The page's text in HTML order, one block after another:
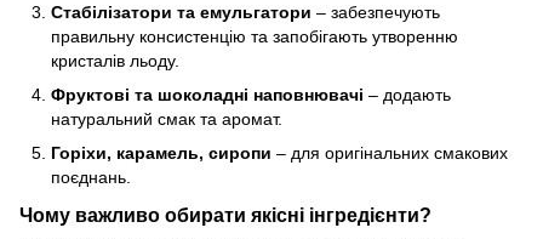
Стабілізатори та емульгатори – забезпечують
правильну консистенцію та запобігають утворенню
кристалів льоду.
Фруктові та шоколадні наповнювачі – додають
натуральний смак та аромат.
Горіхи, карамель, сиропи – для оригінальних смакових
поєднань.
Чому важливо обирати якісні інгредієнти?